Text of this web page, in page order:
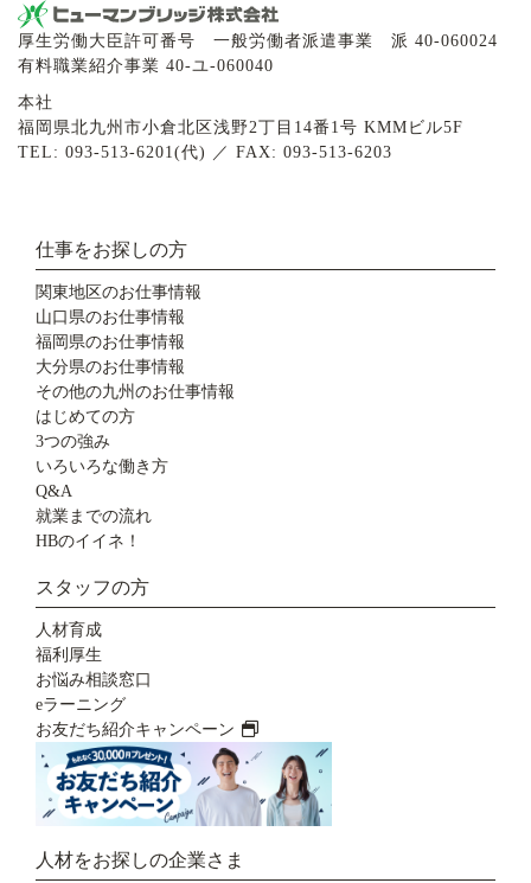
厚生労働大臣許可番号 一般労働者派遣事業 派 40-060024
有料職業紹介事業 40-ユ-060040
本社
福岡県北九州市小倉北区浅野2丁目14番1号 KMMビル5F
TEL: 093-513-6201(代) ／ FAX: 093-513-6203
仕事をお探しの方
関東地区のお仕事情報
山口県のお仕事情報
福岡県のお仕事情報
大分県のお仕事情報
その他の九州のお仕事情報
はじめての方
3つの強み
いろいろな働き方
Q&A
就業までの流れ
HBのイイネ！
スタッフの方
人材育成
福利厚生
お悩み相談窓口
eラーニング
お友だち紹介キャンペーン
人材をお探しの企業さま